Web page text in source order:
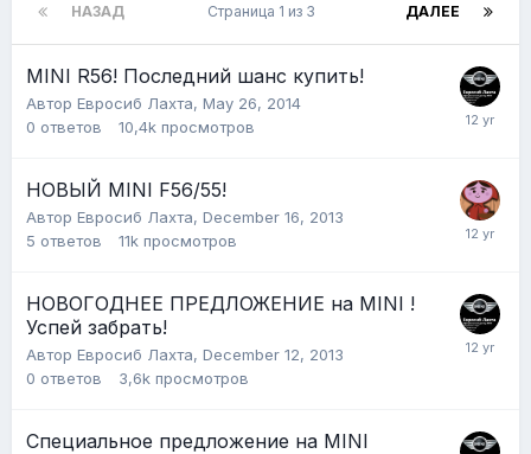
НАЗАД ДАЛЕЕ
Страница 1 из 3
MINI R56! Последний шанс купить!
Автор Евросиб Лахта, May 26, 2014
0 ответов 10,4k просмотров
НОВЫЙ MINI F56/55!
Автор Евросиб Лахта, December 16, 2013
5 ответов 11k просмотров
НОВОГОДНЕЕ ПРЕДЛОЖЕНИЕ на MINI !
Успей забрать!
Автор Евросиб Лахта, December 12, 2013
0 ответов 3,6k просмотров
Специальное предложение на MINI